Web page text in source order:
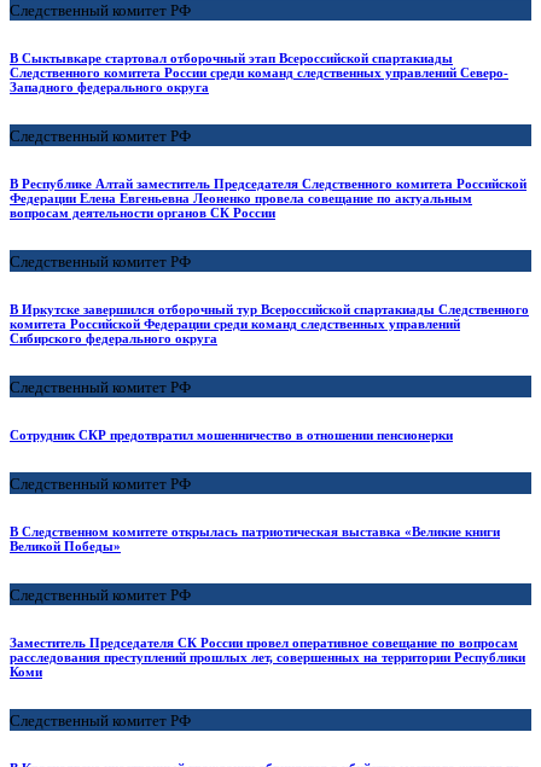
Следственный комитет РФ
В Сыктывкаре стартовал отборочный этап Всероссийской спартакиады
Следственного комитета России среди команд следственных управлений Северо-
Западного федерального округа
Следственный комитет РФ
В Республике Алтай заместитель Председателя Следственного комитета Российской
Федерации Елена Евгеньевна Леоненко провела совещание по актуальным
вопросам деятельности органов СК России
Следственный комитет РФ
В Иркутске завершился отборочный тур Всероссийской спартакиады Следственного
комитета Российской Федерации среди команд следственных управлений
Сибирского федерального округа
Следственный комитет РФ
Сотрудник СКР предотвратил мошенничество в отношении пенсионерки
Следственный комитет РФ
В Следственном комитете открылась патриотическая выставка «Великие книги
Великой Победы»
Следственный комитет РФ
Заместитель Председателя СК России провел оперативное совещание по вопросам
расследования преступлений прошлых лет, совершенных на территории Республики
Коми
Следственный комитет РФ